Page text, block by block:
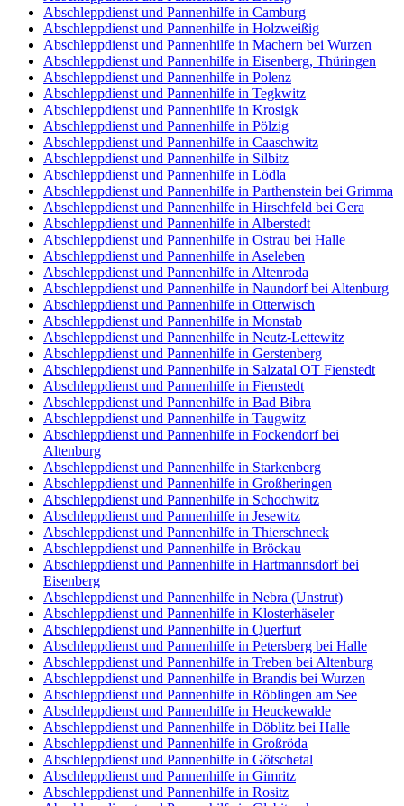
Abschleppdienst und Pannenhilfe in Camburg
Abschleppdienst und Pannenhilfe in Holzweißig
Abschleppdienst und Pannenhilfe in Machern bei Wurzen
Abschleppdienst und Pannenhilfe in Eisenberg, Thüringen
Abschleppdienst und Pannenhilfe in Polenz
Abschleppdienst und Pannenhilfe in Tegkwitz
Abschleppdienst und Pannenhilfe in Krosigk
Abschleppdienst und Pannenhilfe in Pölzig
Abschleppdienst und Pannenhilfe in Caaschwitz
Abschleppdienst und Pannenhilfe in Silbitz
Abschleppdienst und Pannenhilfe in Lödla
Abschleppdienst und Pannenhilfe in Parthenstein bei Grimma
Abschleppdienst und Pannenhilfe in Hirschfeld bei Gera
Abschleppdienst und Pannenhilfe in Alberstedt
Abschleppdienst und Pannenhilfe in Ostrau bei Halle
Abschleppdienst und Pannenhilfe in Aseleben
Abschleppdienst und Pannenhilfe in Altenroda
Abschleppdienst und Pannenhilfe in Naundorf bei Altenburg
Abschleppdienst und Pannenhilfe in Otterwisch
Abschleppdienst und Pannenhilfe in Monstab
Abschleppdienst und Pannenhilfe in Neutz-Lettewitz
Abschleppdienst und Pannenhilfe in Gerstenberg
Abschleppdienst und Pannenhilfe in Salzatal OT Fienstedt
Abschleppdienst und Pannenhilfe in Fienstedt
Abschleppdienst und Pannenhilfe in Bad Bibra
Abschleppdienst und Pannenhilfe in Taugwitz
Abschleppdienst und Pannenhilfe in Fockendorf bei
Altenburg
Abschleppdienst und Pannenhilfe in Starkenberg
Abschleppdienst und Pannenhilfe in Großheringen
Abschleppdienst und Pannenhilfe in Schochwitz
Abschleppdienst und Pannenhilfe in Jesewitz
Abschleppdienst und Pannenhilfe in Thierschneck
Abschleppdienst und Pannenhilfe in Bröckau
Abschleppdienst und Pannenhilfe in Hartmannsdorf bei
Eisenberg
Abschleppdienst und Pannenhilfe in Nebra (Unstrut)
Abschleppdienst und Pannenhilfe in Klosterhäseler
Abschleppdienst und Pannenhilfe in Querfurt
Abschleppdienst und Pannenhilfe in Petersberg bei Halle
Abschleppdienst und Pannenhilfe in Treben bei Altenburg
Abschleppdienst und Pannenhilfe in Brandis bei Wurzen
Abschleppdienst und Pannenhilfe in Röblingen am See
Abschleppdienst und Pannenhilfe in Heuckewalde
Abschleppdienst und Pannenhilfe in Döblitz bei Halle
Abschleppdienst und Pannenhilfe in Großröda
Abschleppdienst und Pannenhilfe in Götschetal
Abschleppdienst und Pannenhilfe in Gimritz
Abschleppdienst und Pannenhilfe in Rositz